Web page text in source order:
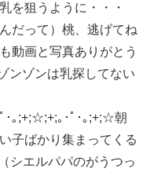
を狙うように・・・
だって）桃、逃げてね
動画と写真ありがとう
ンゾンは乳探してない
･｡;+;☆;+;｡･ﾟ･｡;+;☆朝
子ばかり集まってくる
シエルパパのがうつっ